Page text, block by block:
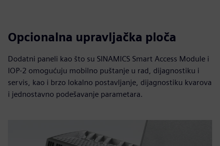
Opcionalna upravljačka ploča
Dodatni paneli kao što su SINAMICS Smart Access Module i
IOP-2 omogućuju mobilno puštanje u rad, dijagnostiku i
servis, kao i brzo lokalno postavljanje, dijagnostiku kvarova
i jednostavno podešavanje parametara.